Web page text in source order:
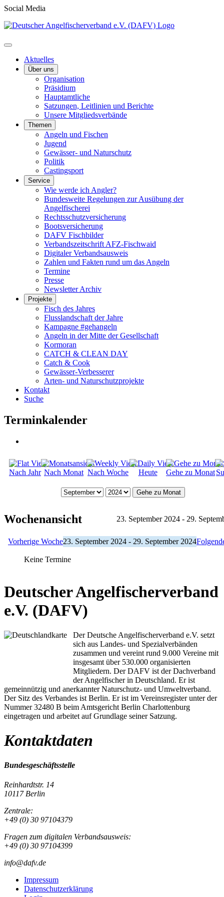
Social Media
Aktuelles
Über uns
Organisation
Präsidium
Hauptamtliche
Satzungen, Leitlinien und Berichte
Unsere Mitgliedsverbände
Themen
Angeln und Fischen
Jugend
Gewässer- und Naturschutz
Politik
Castingsport
Service
Wie werde ich Angler?
Bundesweite Regelungen zur Ausübung der
Angelfischerei
Rechtsschutzversicherung
Bootsversicherung
DAFV Fischbilder
Verbandszeitschrift AFZ-Fischwaid
Digitaler Verbandsausweis
Zahlen und Fakten rund um das Angeln
Termine
Presse
Newsletter Archiv
Projekte
Fisch des Jahres
Flusslandschaft der Jahre
Kampagne #gehangeln
Angeln in der Mitte der Gesellschaft
Kormoran
CATCH & CLEAN DAY
Catch & Cook
Gewässer-Verbesserer
Arten- und Naturschutzprojekte
Kontakt
Suche
Terminkalender
Nach Jahr Nach Monat Nach Woche Heute Gehe zu Monat
Gehe zu Monat
Wochenansicht 23. September 2024 - 29.
Vorherige Woche23. September 2024 - 29. September 2024
Keine Termine
Deutscher Angelfischerverband
e.V. (DAFV)
Der Deutsche Angelfischerverband e.V. setzt
sich aus Landes- und Spezialverbänden
zusammen und vereint rund 9.000 Vereine mit
insgesamt über 530.000 organisierten
Mitgliedern. Der DAFV ist der Dachverband
der Angelfischer in Deutschland. Er ist
gemeinnützig und anerkannter Naturschutz- und Umweltverband.
Der Sitz des Verbandes ist Berlin. Er ist im Vereinsregister unter der
Nummer 32480 B beim Amtsgericht Berlin Charlottenburg
eingetragen und arbeitet auf Grundlage seiner Satzung.
Kontaktdaten
Bundesgeschäftsstelle
Reinhardtstr. 14
10117 Berlin
Zentrale:
+49 (0) 30 97104379
Fragen zum digitalen Verbandsausweis:
+49 (0) 30 97104399
info@dafv.de
Impressum
Datenschutzerklärung